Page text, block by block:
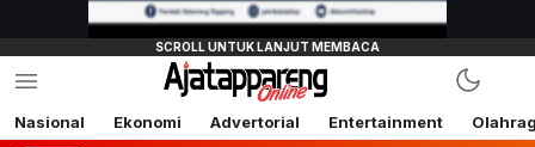
Nasional Ekonomi Advertorial Entertainment